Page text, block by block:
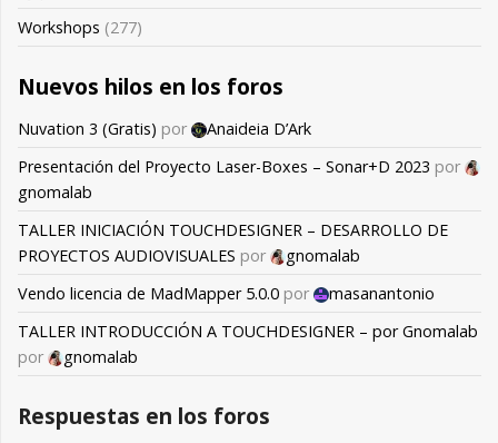
Workshops (277)
Nuevos hilos en los foros
Nuvation 3 (Gratis) por
Anaideia D’Ark
Presentación del Proyecto Laser-Boxes – Sonar+D 2023 por
gnomalab
TALLER INICIACIÓN TOUCHDESIGNER – DESARROLLO DE
PROYECTOS AUDIOVISUALES por
gnomalab
Vendo licencia de MadMapper 5.0.0 por
masanantonio
TALLER INTRODUCCIÓN A TOUCHDESIGNER – por Gnomalab
por
gnomalab
Respuestas en los foros